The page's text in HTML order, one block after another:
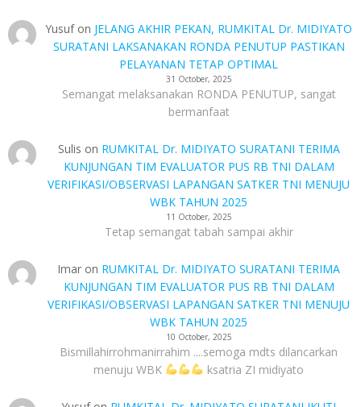
Yusufon JELANG AKHIR PEKAN, RUMKITAL Dr. MIDIYATO
SURATANI LAKSANAKAN RONDA PENUTUP PASTIKAN
PELAYANAN TETAP OPTIMAL
31 October, 2025
Semangat melaksanakan RONDA PENUTUP, sangat
bermanfaat
Sulis on RUMKITAL Dr. MIDIYATO SURATANI TERIMA
KUNJUNGAN TIM EVALUATOR PUS RB TNI DALAM
VERIFIKASI/OBSERVASI LAPANGAN SATKER TNI MENUJU
WBK TAHUN 2025
11 October, 2025
Tetap semangat tabah sampai akhir
Imar on RUMKITAL Dr. MIDIYATO SURATANI TERIMA
KUNJUNGAN TIM EVALUATOR PUS RB TNI DALAM
VERIFIKASI/OBSERVASI LAPANGAN SATKER TNI MENUJU
WBK TAHUN 2025
10 October, 2025
Bismillahirrohmanirrahim ....semoga mdts dilancarkan
menuju WBK
ksatria ZI midiyato